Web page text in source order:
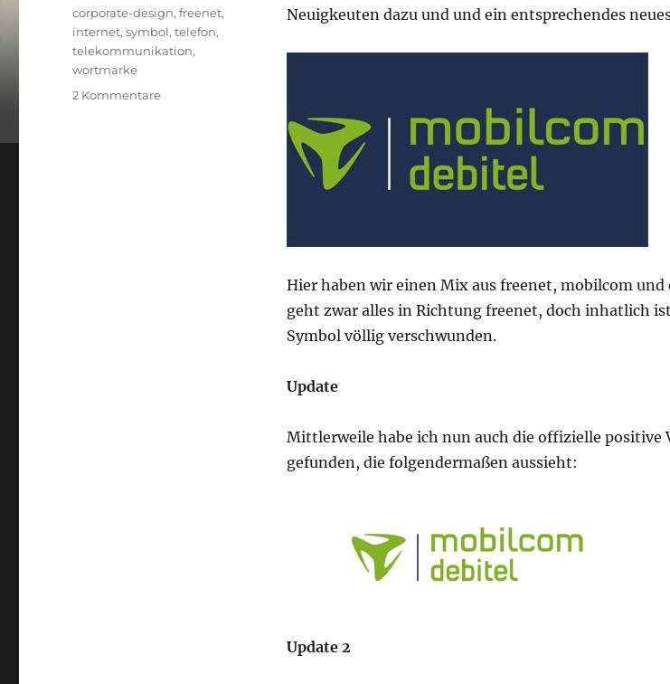
Neuigkeuten dazu und und ein entsprechendes
Hier haben wir einen Mix aus freenet, mobilcom
geht zwar alles in Richtung freenet, doch inhatlich
Symbol völlig verschwunden.
Update
Mittlerweile habe ich nun auch die offizielle positive
gefunden, die folgendermaßen aussieht:
Update 2
Schlagwörter
corporate-design,freenet,
internet,symbol,telefon,
telekommunikation,
wortmarke
2 Kommentarezu